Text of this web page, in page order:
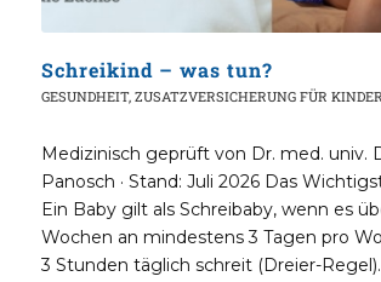
Schreikind – was tun?
GESUNDHEIT, ZUSATZVERSICHERUNG FÜR KINDER
Medizinisch geprüft von Dr. med. univ.
Panosch · Stand: Juli 2026 Das
Ein Baby gilt als Schreibaby, wenn es
Wochen an mindestens 3 Tagen pro
3 Stunden täglich schreit (Dreier-